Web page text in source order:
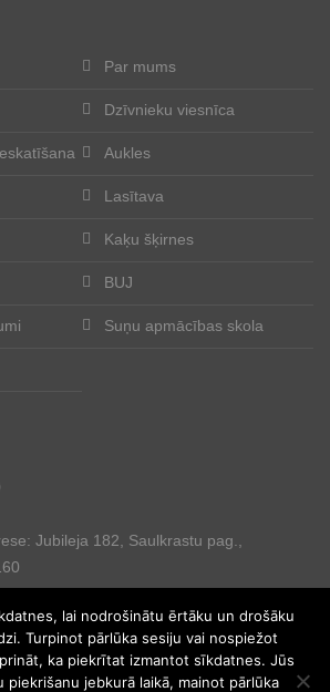
Par mums
Dzīvnieku viesnīca
Aukles
Lasītava
Kaķu šķirnes
BUJ
Suņu apmācības skola
Jubileja 182, Saulkrastu pag.,
lai nodrošinātu ērtāku un drošāku
Turpinot pārlūka sesiju vai nospiežot
ka piekrītat izmantot sīkdatnes. Jūs
piekrišanu jebkurā laikā, mainot pārlūka